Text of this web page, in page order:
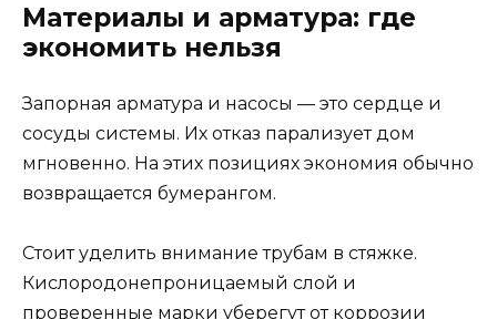
Материалы и арматура: где
экономить нельзя
Запорная арматура и насосы — это сердце и
сосуды системы. Их отказ парализует дом
мгновенно. На этих позициях экономия обычно
возвращается бумерангом.
Стоит уделить внимание трубам в стяжке.
Кислородонепроницаемый слой и
проверенные марки уберегут от коррозии